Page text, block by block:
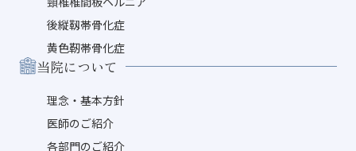
後縦靱帯骨化症
黄色靭帯骨化症
当院について
理念・基本方針
医師のご紹介
各部門のご紹介